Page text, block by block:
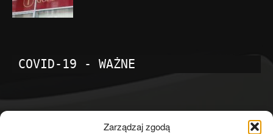
Zarządzaj zgodą
COVID-19 - WAŻNE